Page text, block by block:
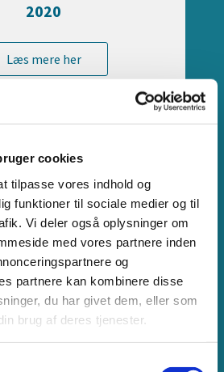
cookies
tilpasse vores indhold og
funktioner til sociale medier og til
Vi deler også oplysninger om
med vores partnere inden
og
partnere kan kombinere disse
du har givet dem, eller som
brug af deres tjenester.
2020
Læs mere her
2019